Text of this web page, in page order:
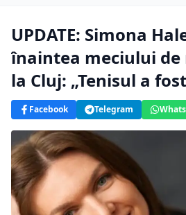
UPDATE: Simona
înaintea meciului
la Cluj: „Tenisul a
Facebook Telegram